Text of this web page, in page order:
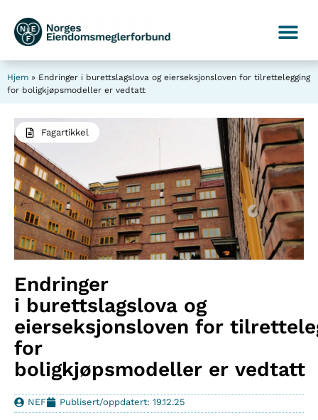
Hjem » Endringer i burettslagslova og eierseksjonsloven for tilrettelegging
for boligkjøpsmodeller er vedtatt
Fagartikkel
Endringer
i burettslagslova og
eierseksjonsloven for
for
boligkjøpsmodeller er vedtatt
NEF Publisert/oppdatert: 19.12.25